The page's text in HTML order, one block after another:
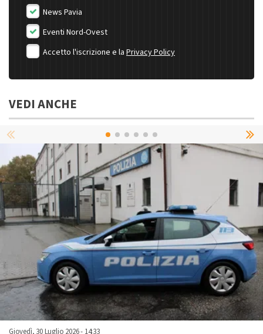
News Pavia
Eventi Nord-Ovest
Accetto l'iscrizione e la Privacy Policy
VEDI ANCHE
Giovedì, 30 Luglio 2026 - 14:33